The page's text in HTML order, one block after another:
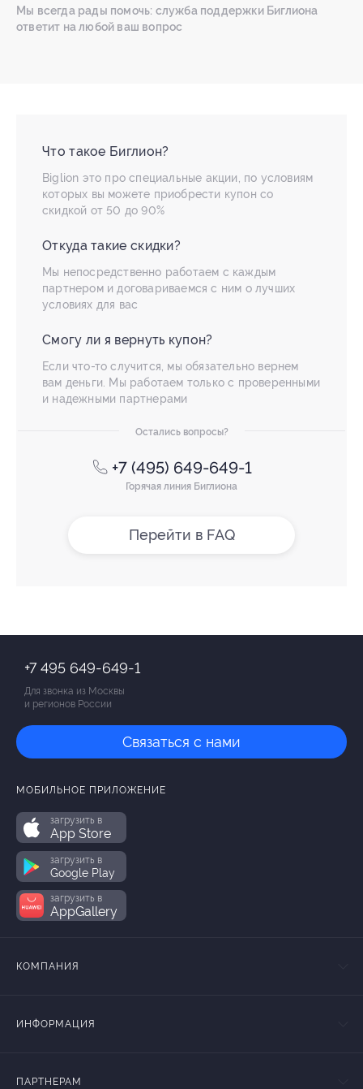
Мы всегда рады помочь: служба поддержки Биглиона
ответит на любой ваш вопрос
Что такое Биглион?
Biglion это про специальные акции, по условиям
которых вы можете приобрести купон со
скидкой от 50 до 90%
Откуда такие скидки?
Мы непосредственно работаем с каждым
партнером и договариваемся с ним о лучших
условиях для вас
Смогу ли я вернуть купон?
Если что-то случится, мы обязательно вернем
вам деньги. Мы работаем только с проверенными
и надежными партнерами
Остались вопросы?
+7 (495) 649-649-1
Горячая линия Биглиона
Перейти в FAQ
+7 495 649-649-1
Для звонка из Москвы
и регионов России
Связаться с нами
МОБИЛЬНОЕ ПРИЛОЖЕНИЕ
загрузить в
App Store
загрузить в
Google Play
загрузить в
AppGallery
КОМПАНИЯ
ИНФОРМАЦИЯ
ПАРТНЕРАМ